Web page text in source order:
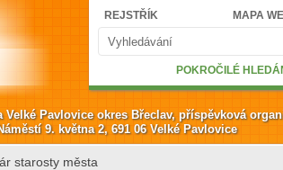
Vyhledávání
Hledat
REJSTŘÍK MAPA
POKROČILÉ
Velké Pavlovice okres Břeclav, příspěvková
9. května 2, 691 06 Velké Pavlovice
starosty města